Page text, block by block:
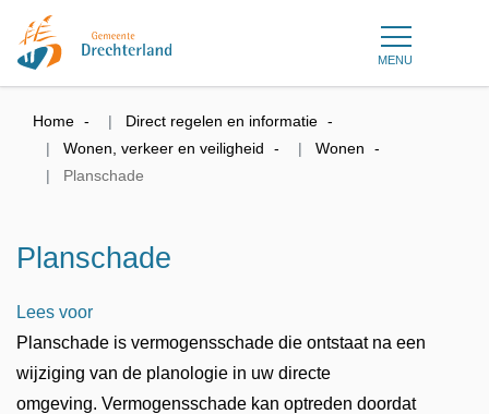
MENU
Home
Direct regelen en informatie
Wonen, verkeer en veiligheid
Wonen
Planschade
Planschade
Lees voor
Planschade is vermogensschade die ontstaat na een
wijziging van de planologie in uw directe
omgeving. Vermogensschade kan optreden doordat